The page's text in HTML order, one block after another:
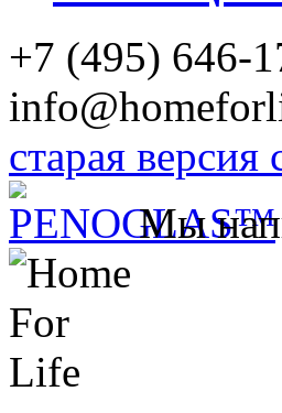
+7 (495) 646-
старая версия
Мы